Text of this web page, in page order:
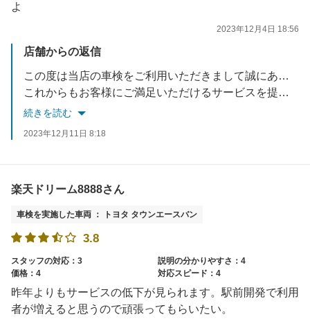
よ
2023年12月4日 18:56
店舗からの返信
この度は当店の車検をご利用いただきまして誠にありがとうございます。
これからもお客様にご満足いただけるサービスを提供できるよう努めてまいります。
またのご利用を心よりお待ち申しあげます
続きを読む
2023年12月11日 8:18
楽天ドリーム8888さん
車検を実施した車両 ： トヨタ タウンエースバン
3.8
スタッフの対応：3
説明の分かりやすさ：4
価格：4
対応スピード：4
昨年よりもサービスの低下が見られます。駅前開発で利用
者が増えると思うので頑張ってもらいたい。